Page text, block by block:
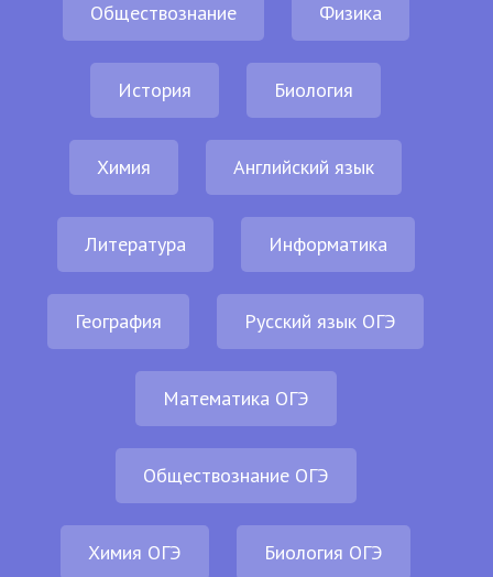
Обществознание Физика
История Биология
Химия Английский язык
Литература Информатика
География Русский язык ОГЭ
Математика ОГЭ
Обществознание ОГЭ
Химия ОГЭ Биология ОГЭ